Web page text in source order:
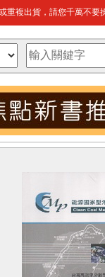
重複出貨，請您千萬不要